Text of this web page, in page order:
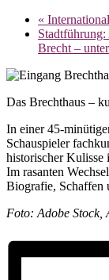
«
Brecht –
Das Brechthaus –
In einer 45-
Schauspieler
historischer Kulisse
Im rasanten
Biografie, Schaffen
Foto: Adobe Stock,